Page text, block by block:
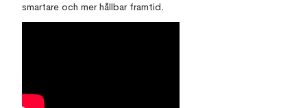
smartare och mer hållbar framtid.